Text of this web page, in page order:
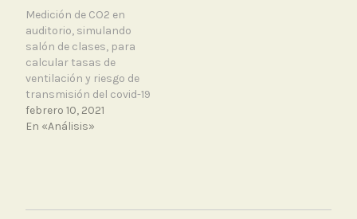
Medición de CO2 en
auditorio, simulando
salón de clases, para
calcular tasas de
ventilación y riesgo de
transmisión del covid-19
febrero 10, 2021
En «Análisis»